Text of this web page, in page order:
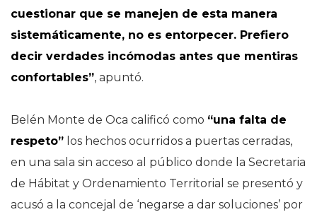
cuestionar que se manejen de esta manera
sistemáticamente, no es entorpecer. Prefiero
decir verdades incómodas antes que mentiras
confortables”, apuntó.
Belén Monte de Oca calificó como “una falta de
respeto” los hechos ocurridos a puertas cerradas,
en una sala sin acceso al público donde la Secretaria
de Hábitat y Ordenamiento Territorial se presentó y
acusó a la concejal de ‘negarse a dar soluciones’ por